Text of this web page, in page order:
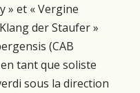
» et « Vergine
der Staufer »
(CAB
tant que soliste
sous la direction